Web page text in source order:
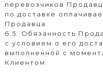
перевозчиков
по доставке
Продавца.
6.5. Обязанность
с условием о его
выполненной с
Клиентом.